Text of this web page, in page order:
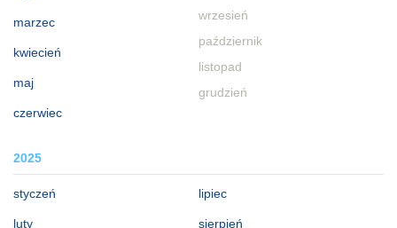
marzec
kwiecień
maj
czerwiec
wrzesień
październik
listopad
grudzień
2025
styczeń
luty
lipiec
sierpień